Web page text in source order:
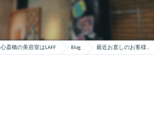
心斎橋の美容室はLAFF Blog 最近お直しのお客様…